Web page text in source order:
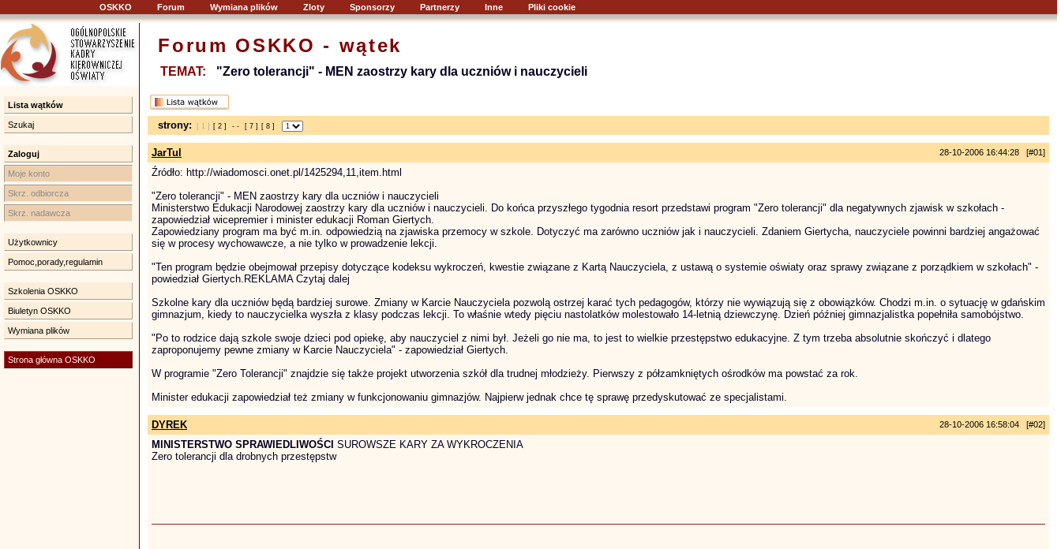
OSKKO Forum Wymiana plików Zloty Sponsorzy Partnerzy Inne Pliki cookie
Lista wątków
Szukaj
Zaloguj
Moje konto
Skrz. odbiorcza
Skrz. nadawcza
Użytkownicy
Pomoc,porady,regulamin
Szkolenia OSKKO
Biuletyn OSKKO
Wymiana plików
Strona główna OSKKO
Forum OSKKO - wątek
TEMAT: "Zero tolerancji" - MEN zaostrzy kary dla uczniów i nauczycieli
strony: [ 1 ] [ 2 ] - - [ 7 ] [ 8 ]
JarTul 28-10-2006 16:44:28 [#01]
Źródło: http://wiadomosci.onet.pl/1425294,11,item.html
"Zero tolerancji" - MEN zaostrzy kary dla uczniów i nauczycieli
Ministerstwo Edukacji Narodowej zaostrzy kary dla uczniów i nauczycieli. Do końca przyszłego tygodnia resort przedstawi program "Zero tolerancji" dla negatywnych zjawisk w szkołach -
zapowiedział wicepremier i minister edukacji Roman Giertych.
Zapowiedziany program ma być m.in. odpowiedzią na zjawiska przemocy w szkole. Dotyczyć ma zarówno uczniów jak i nauczycieli. Zdaniem Giertycha, nauczyciele powinni bardziej angażować
się w procesy wychowawcze, a nie tylko w prowadzenie lekcji.
"Ten program będzie obejmował przepisy dotyczące kodeksu wykroczeń, kwestie związane z Kartą Nauczyciela, z ustawą o systemie oświaty oraz sprawy związane z porządkiem w szkołach" -
powiedział Giertych.REKLAMA Czytaj dalej
Szkolne kary dla uczniów będą bardziej surowe. Zmiany w Karcie Nauczyciela pozwolą ostrzej karać tych pedagogów, którzy nie wywiązują się z obowiązków. Chodzi m.in. o sytuację w gdańskim
gimnazjum, kiedy to nauczycielka wyszła z klasy podczas lekcji. To właśnie wtedy pięciu nastolatków molestowało 14-letnią dziewczynę. Dzień później gimnazjalistka popełniła samobójstwo.
"Po to rodzice dają szkole swoje dzieci pod opiekę, aby nauczyciel z nimi był. Jeżeli go nie ma, to jest to wielkie przestępstwo edukacyjne. Z tym trzeba absolutnie skończyć i dlatego
zaproponujemy pewne zmiany w Karcie Nauczyciela" - zapowiedział Giertych.
W programie "Zero Tolerancji" znajdzie się także projekt utworzenia szkół dla trudnej młodzieży. Pierwszy z półzamkniętych ośrodków ma powstać za rok.
Minister edukacji zapowiedział też zmiany w funkcjonowaniu gimnazjów. Najpierw jednak chce tę sprawę przedyskutować ze specjalistami.
DYREK 28-10-2006 16:58:04 [#02]
MINISTERSTWO SPRAWIEDLIWOŚCI SUROWSZE KARY ZA WYKROCZENIA
Zero tolerancji dla drobnych przestępstw